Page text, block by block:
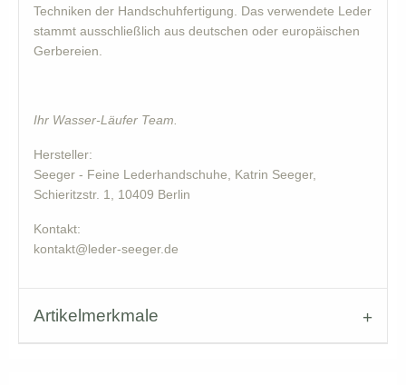
Techniken der Handschuhfertigung. Das verwendete Leder
stammt ausschließlich aus deutschen oder europäischen
Gerbereien.
Ihr Wasser-Läufer Team.
Hersteller:
Seeger - Feine Lederhandschuhe, Katrin Seeger,
Schieritzstr. 1, 10409 Berlin
Kontakt:
kontakt@leder-seeger.de
Artikelmerkmale